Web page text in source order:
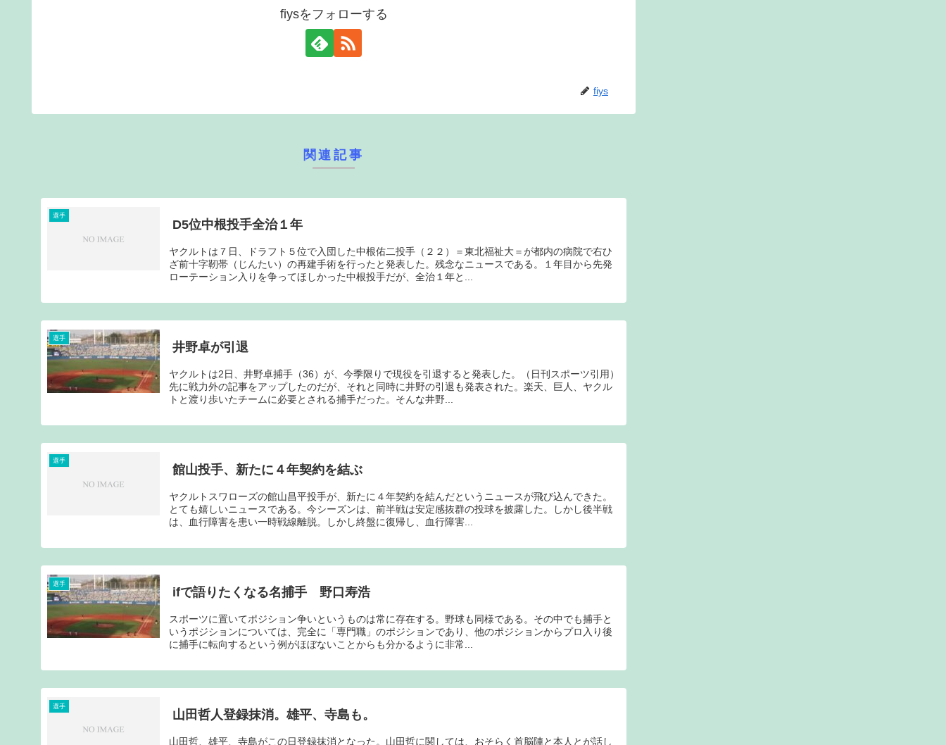
fiysをフォローする
fiys
関連記事
選手
D5位中根投手全治１年
ヤクルトは７日、ドラフト５位で入団した中根佑二投手（２２）＝東北福祉大＝が都内の病院で右ひ
ざ前十字靭帯（じんたい）の再建手術を行ったと発表した。残念なニュースである。１年目から先発
ローテーション入りを争ってほしかった中根投手だが、全治１年と...
選手
井野卓が引退
ヤクルトは2日、井野卓捕手（36）が、今季限りで現役を引退すると発表した。（日刊スポーツ引用）
先に戦力外の記事をアップしたのだが、それと同時に井野の引退も発表された。楽天、巨人、ヤクル
トと渡り歩いたチームに必要とされる捕手だった。そんな井野...
選手
館山投手、新たに４年契約を結ぶ
ヤクルトスワローズの館山昌平投手が、新たに４年契約を結んだというニュースが飛び込んできた。
とても嬉しいニュースである。今シーズンは、前半戦は安定感抜群の投球を披露した。しかし後半戦
は、血行障害を患い一時戦線離脱。しかし終盤に復帰し、血行障害...
選手
ifで語りたくなる名捕手 野口寿浩
スポーツに置いてポジション争いというものは常に存在する。野球も同様である。その中でも捕手と
いうポジションについては、完全に「専門職」のポジションであり、他のポジションからプロ入り後
に捕手に転向するという例がほぼないことからも分かるように非常...
選手
山田哲人登録抹消。雄平、寺島も。
山田哲、雄平、寺島がこの日登録抹消となった。山田哲に関しては、おそらく首脳陣と本人とが話し